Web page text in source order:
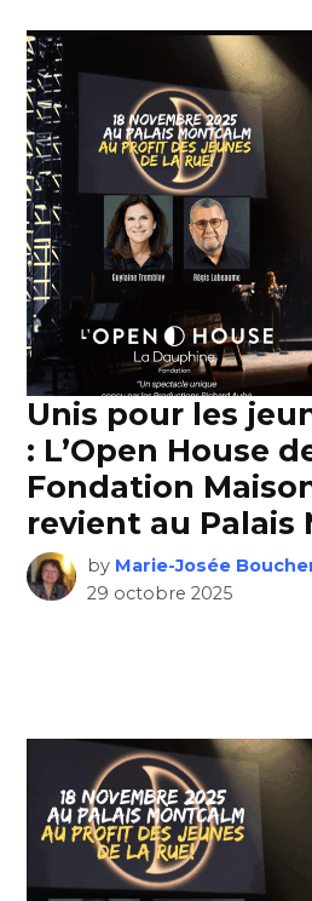
Unis pour les
: L’Open House
Fondation
revient au Palais
by Marie-Josée
29 octobre 2025